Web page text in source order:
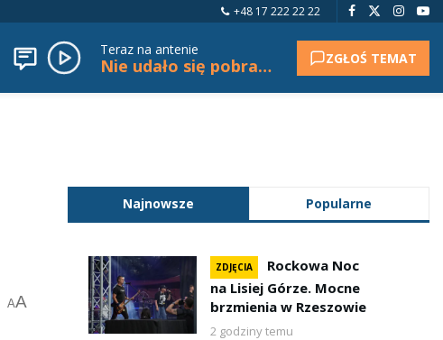
+48 17 222 22 22
Teraz na antenie
Nie udało się pobrać tytułu. ZGŁOŚ TEMAT
AA
Najnowsze Popularne
ZDJĘCIA
Rockowa Noc
na Lisiej Górze. Mocne
brzmienia w Rzeszowie
2 godziny temu